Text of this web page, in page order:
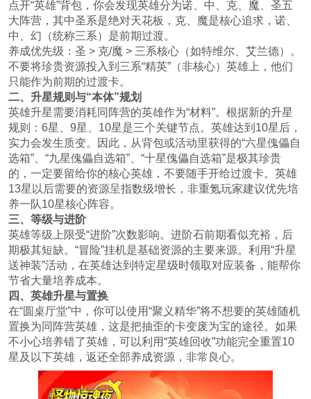
点开“英雄”背包，你会发现英雄分为诺、中、克、魔、圣五
大阵营，其中圣系是绝对天花板，克、魔是核心追求，诺、
中、幻（统称三系）是前期过渡。
养成优先级：圣 > 克/魔 > 三系核心（如特维尔、艾兰德）。
不要将珍贵资源投入到三系“精英”（非核心）英雄上，他们
只能作为前期的过渡卡。
二、升星规则与“本体”规划
英雄升星需要消耗同阵营的英雄作为“材料”。根据新的升星
规则：6星、9星、10星是三个关键节点。英雄达到10星后，
实力会发生质变。因此，从背包或活动里获得的“六星傀儡自
选箱”、“九星傀儡自选箱”、“十星傀儡自选箱”是极其珍贵
的，一定要留给你的核心英雄，不要随手开给过渡卡。英雄
13星以后需要的资源呈指数级增长，非重氪玩家建议优先培
养一队10星核心阵容。
三、等级与进阶
英雄等级上限受“进阶”次数影响。进阶石前期看似充裕，后
期极其短缺。“冒险”挂机是基础资源的主要来源。利用“升星
送神装”活动，在英雄达到特定星级时领取对应装备，能帮你
节省大量培养成本。
四、英雄升星与置换
在“圆桌厅堂”中，你可以使用“聚义精华”将不想要的英雄随机
置换为同阵营英雄，这是把抽歪的卡变废为宝的途径。如果
不小心培养错了英雄，可以利用“英雄回收”功能完全重置10
星及以下英雄，返还全部养成资源，非常良心。